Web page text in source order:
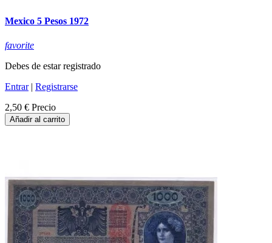
Mexico 5 Pesos 1972
favorite
Debes de estar registrado
Entrar| Registrarse
2,50 € Precio
Añadir al carrito